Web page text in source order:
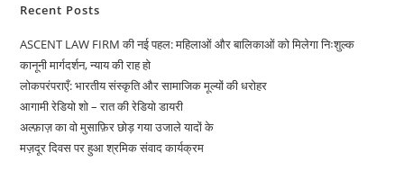
Recent Posts
ASCENT LAW FIRM की नई पहल: महिलाओं और बालिकाओं को मिलेगा निःशुल्क
कानूनी मार्गदर्शन, न्याय की राह हो
लोकपरंपराएँ: भारतीय संस्कृति और सामाजिक मूल्यों की धरोहर
आगामी रेडियो शो – रात की रेडियो डायरी
अल्फ़ाज़ का वो मुसाफ़िर छोड़ गया उजाले यादों के
मज़दूर दिवस पर हुआ श्रमिक संवाद कार्यक्रम